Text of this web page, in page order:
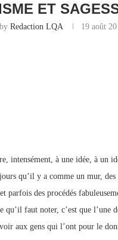
ET
Redaction LQA 19 août
intensément, à une idée, à un
qu’il y a comme un mur,
parfois des procédés
faut noter, c’est que l’une
aux gens qui l’ont pour le